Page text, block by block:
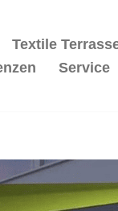
Textile
Service